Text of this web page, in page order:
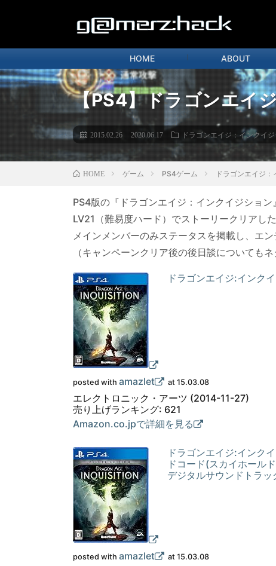
HOME ABOUT
【PS4】ドラゴンエイ
2015.02.26 2020.06.17 ドラゴンエイジ：インクイ
HOME ゲーム PS4ゲーム ドラゴンエイジ
PS4版の『ドラゴンエイジ：インクイジショ
LV21（難易度ハード）でストーリークリアし
メインメンバーのみステータスを掲載し、エ
（キャンペーンクリア後の後日談についても
ドラゴンエイジ:インク
posted with amazlet at 15.03.08
エレクトロニック・アーツ (2014-11-27)
売り上げランキング: 621
Amazon.co.jpで詳細を見る
ドラゴンエイジ:インク
ドコード(スカイホール
デジタルサウンドトラ
posted with amazlet at 15.03.08